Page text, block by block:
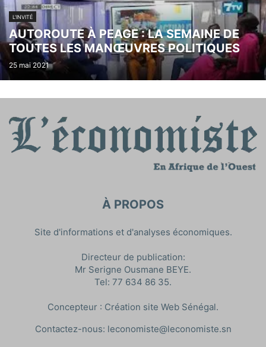
L'INVITÉ
AUTOROUTE À PEAGE : LA SEMAINE DE
TOUTES LES MANŒUVRES POLITIQUES
25 mai 2021
À PROPOS
Site d'informations et d'analyses économiques.
Directeur de publication:
Mr Serigne Ousmane BEYE.
Tel: 77 634 86 35.
Concepteur : Création site Web Sénégal.
Contactez-nous: leconomiste@leconomiste.sn